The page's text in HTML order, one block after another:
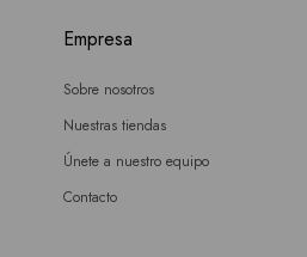
Empresa
Sobre nosotros
Nuestras tiendas
Únete a nuestro equipo
Contacto